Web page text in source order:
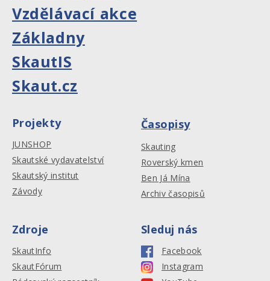
Vzdělávací akce
Základny
SkautIS
Skaut.cz
Projekty
JUNSHOP
Skautské vydavatelství
Skautský institut
Závody
Časopisy
Skauting
Roverský kmen
Ben Já Mína
Archiv časopisů
Zdroje
SkautInfo
SkautFórum
Sleduj nás
Facebook
Instagram